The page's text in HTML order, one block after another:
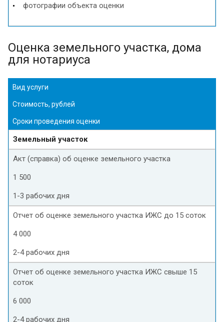
фотографии объекта оценки
Оценка земельного участка, дома
для нотариуса
Вид услуги
Стоимость, рублей
Сроки проведения оценки
Земельный участок
Акт (справка) об оценке земельного участка
1 500
1-3 рабочих дня
Отчет об оценке земельного участка ИЖС до 15 соток
4 000
2-4 рабочих дня
Отчет об оценке земельного участка ИЖС свыше 15
соток
6 000
2-4 рабочих дня